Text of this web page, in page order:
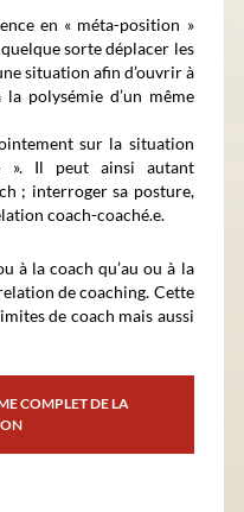
en « méta-position »
sorte déplacer les
situation afin d’ouvrir à
polysémie d’un même
sur la situation
». Il peut ainsi autant
; interroger sa posture,
coach-coaché.e.
à la coach qu’au ou à la
de coaching. Cette
de coach mais aussi
COMPLET DE LA